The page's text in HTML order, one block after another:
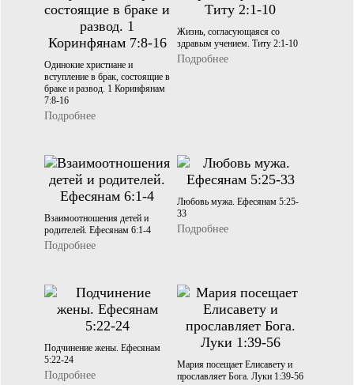
Одинокие христиане и
вступление в брак, состоящие в
браке и развод. 1 Коринфянам
7:8-16
Подробнее
Жизнь, согласующаяся со
здравым учением. Титу 2:1-10
Подробнее
Взаимоотношения детей и
родителей. Ефесянам 6:1-4
Подробнее
Любовь мужа. Ефесянам 5:25-
33
Подробнее
Подчинение жены. Ефесянам
5:22-24
Подробнее
Мария посещает Елисавету и
прославляет Бога. Луки 1:39-56